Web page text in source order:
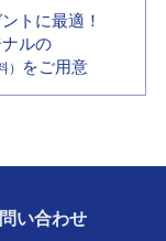
トに最適！
ルの
） をご用意
い合わせ